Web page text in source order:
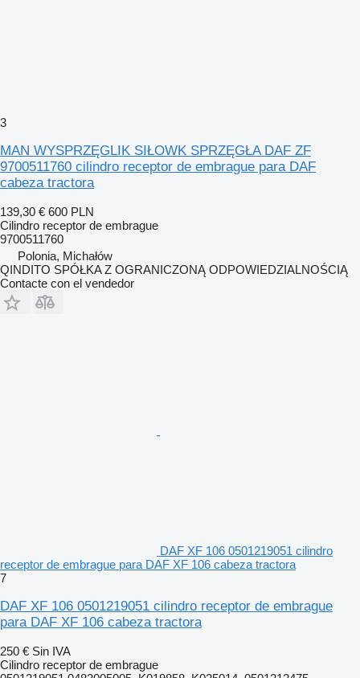
3
MAN WYSPRZĘGLIK SIŁOWK SPRZĘGŁA DAF ZF
9700511760 cilindro receptor de embrague para DAF
cabeza tractora
139,30 € 600 PLN
Cilindro receptor de embrague
9700511760
Polonia, Michałów
QINDITO SPÓŁKA Z OGRANICZONĄ ODPOWIEDZIALNOŚCIĄ
Contacte con el vendedor
DAF XF 106 0501219051 cilindro
receptor de embrague para DAF XF 106 cabeza tractora
7
DAF XF 106 0501219051 cilindro receptor de embrague
para DAF XF 106 cabeza tractora
250 € Sin IVA
Cilindro receptor de embrague